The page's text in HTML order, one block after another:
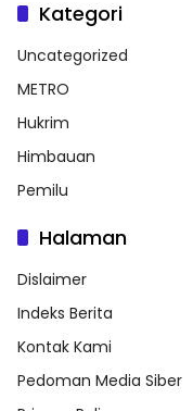
Kategori
Uncategorized
METRO
Hukrim
Himbauan
Pemilu
Halaman
Dislaimer
Indeks Berita
Kontak Kami
Pedoman Media Siber